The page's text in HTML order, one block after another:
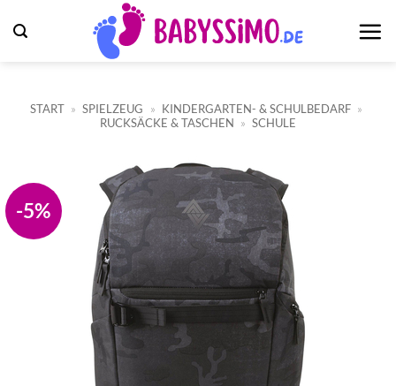
Inhalt
START » SPIELZEUG » KINDERGARTEN- & SCHULBEDARF »
RUCKSÄCKE & TASCHEN » SCHULE
-5%